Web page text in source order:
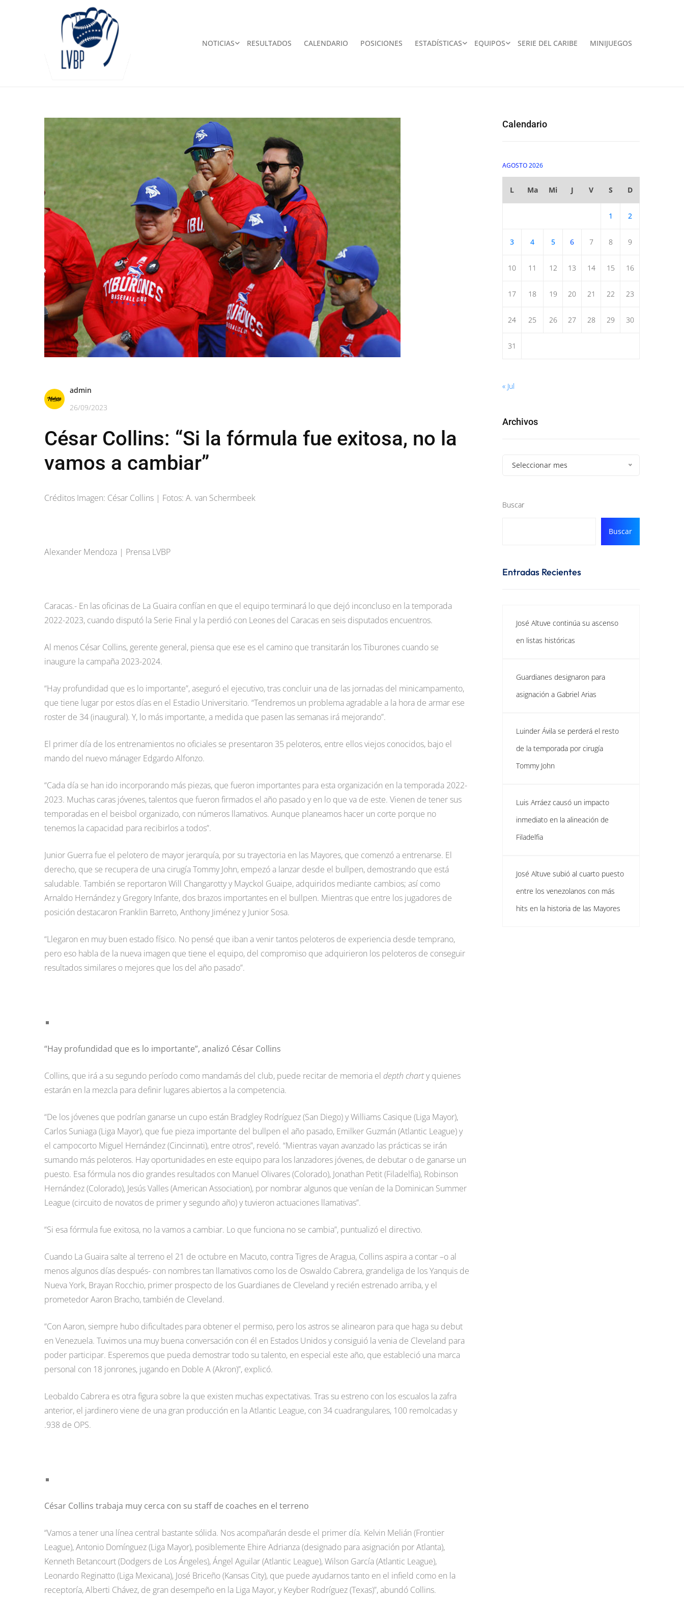
NOTICIAS RESULTADOS CALENDARIO POSICIONES ESTADÍSTICAS EQUIPOS SERIE DEL CARIBE MINIJUEGOS
admin
26/09/2023
César Collins: “Si la fórmula fue exitosa, no la
vamos a cambiar”
Créditos Imagen: César Collins | Fotos: A. van Schermbeek
Alexander Mendoza | Prensa LVBP
Caracas.- En las oficinas de La Guaira confían en que el equipo terminará lo que dejó inconcluso en la temporada
2022-2023, cuando disputó la Serie Final y la perdió con Leones del Caracas en seis disputados encuentros.
Al menos César Collins, gerente general, piensa que ese es el camino que transitarán los Tiburones cuando se
inaugure la campaña 2023-2024.
“Hay profundidad que es lo importante”, aseguró el ejecutivo, tras concluir una de las jornadas del minicampamento,
que tiene lugar por estos días en el Estadio Universitario. “Tendremos un problema agradable a la hora de armar ese
roster de 34 (inaugural). Y, lo más importante, a medida que pasen las semanas irá mejorando”.
El primer día de los entrenamientos no oficiales se presentaron 35 peloteros, entre ellos viejos conocidos, bajo el
mando del nuevo mánager Edgardo Alfonzo.
“Cada día se han ido incorporando más piezas, que fueron importantes para esta organización en la temporada 2022-
2023. Muchas caras jóvenes, talentos que fueron firmados el año pasado y en lo que va de este. Vienen de tener sus
temporadas en el beisbol organizado, con números llamativos. Aunque planeamos hacer un corte porque no
tenemos la capacidad para recibirlos a todos”.
Junior Guerra fue el pelotero de mayor jerarquía, por su trayectoria en las Mayores, que comenzó a entrenarse. El
derecho, que se recupera de una cirugía Tommy John, empezó a lanzar desde el bullpen, demostrando que está
saludable. También se reportaron Will Changarotty y Mayckol Guaipe, adquiridos mediante cambios; así como
Arnaldo Hernández y Gregory Infante, dos brazos importantes en el bullpen. Mientras que entre los jugadores de
posición destacaron Franklin Barreto, Anthony Jiménez y Junior Sosa.
“Llegaron en muy buen estado físico. No pensé que iban a venir tantos peloteros de experiencia desde temprano,
pero eso habla de la nueva imagen que tiene el equipo, del compromiso que adquirieron los peloteros de conseguir
resultados similares o mejores que los del año pasado”.
“Hay profundidad que es lo importante”, analizó César Collins
Collins, que irá a su segundo período como mandamás del club, puede recitar de memoria el depth charty quienes
estarán en la mezcla para definir lugares abiertos a la competencia.
“De los jóvenes que podrían ganarse un cupo están Bradgley Rodríguez (San Diego) y Williams Casique (Liga Mayor),
Carlos Suniaga (Liga Mayor), que fue pieza importante del bullpen el año pasado, Emilker Guzmán (Atlantic League) y
el campocorto Miguel Hernández (Cincinnati), entre otros”, reveló. “Mientras vayan avanzado las prácticas se irán
sumando más peloteros. Hay oportunidades en este equipo para los lanzadores jóvenes, de debutar o de ganarse un
puesto. Esa fórmula nos dio grandes resultados con Manuel Olivares (Colorado), Jonathan Petit (Filadelfia), Robinson
Hernández (Colorado), Jesús Valles (American Association), por nombrar algunos que venían de la Dominican Summer
League (circuito de novatos de primer y segundo año) y tuvieron actuaciones llamativas”.
“Si esa fórmula fue exitosa, no la vamos a cambiar. Lo que funciona no se cambia”, puntualizó el directivo.
Cuando La Guaira salte al terreno el 21 de octubre en Macuto, contra Tigres de Aragua, Collins aspira a contar –o al
menos algunos días después- con nombres tan llamativos como los de Oswaldo Cabrera, grandeliga de los Yanquis de
Nueva York, Brayan Rocchio, primer prospecto de los Guardianes de Cleveland y recién estrenado arriba, y el
prometedor Aaron Bracho, también de Cleveland.
“Con Aaron, siempre hubo dificultades para obtener el permiso, pero los astros se alinearon para que haga su debut
en Venezuela. Tuvimos una muy buena conversación con él en Estados Unidos y consiguió la venia de Cleveland para
poder participar. Esperemos que pueda demostrar todo su talento, en especial este año, que estableció una marca
personal con 18 jonrones, jugando en Doble A (Akron)”, explicó.
Leobaldo Cabrera es otra figura sobre la que existen muchas expectativas. Tras su estreno con los escualos la zafra
anterior, el jardinero viene de una gran producción en la Atlantic League, con 34 cuadrangulares, 100 remolcadas y
.938 de OPS.
César Collins trabaja muy cerca con su staff de coaches en el terreno
“Vamos a tener una línea central bastante sólida. Nos acompañarán desde el primer día. Kelvin Melián (Frontier
League), Antonio Domínguez (Liga Mayor), posiblemente Ehire Adrianza (designado para asignación por Atlanta),
Kenneth Betancourt (Dodgers de Los Ángeles), Ángel Aguilar (Atlantic League), Wilson García (Atlantic League),
Leonardo Reginatto (Liga Mexicana), José Briceño (Kansas City), que puede ayudarnos tanto en el infield como en la
receptoría, Alberti Chávez, de gran desempeño en la Liga Mayor, y Keyber Rodríguez (Texas)”, abundó Collins.
Calendario
AGOSTO 2026
L Ma Mi J V S D
1 2
3 4 5 6 7 8 9
10 11 12 13 14 15 16
17 18 19 20 21 22 23
24 25 26 27 28 29 30
31
« Jul
Archivos
Seleccionar mes
Buscar
Buscar
Entradas Recientes
José Altuve continúa su ascenso
en listas históricas
Guardianes designaron para
asignación a Gabriel Arias
Luinder Ávila se perderá el resto
de la temporada por cirugía
Tommy John
Luis Arráez causó un impacto
inmediato en la alineación de
Filadelfia
José Altuve subió al cuarto puesto
entre los venezolanos con más
hits en la historia de las Mayores